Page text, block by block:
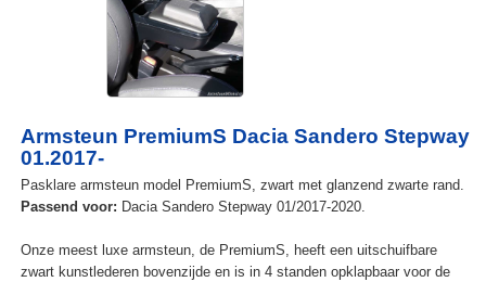
Armsteun PremiumS Dacia Sandero Stepway
01.2017-
Pasklare armsteun model PremiumS, zwart met glanzend zwarte rand.
Passend voor: Dacia Sandero Stepway 01/2017-2020.
Onze meest luxe armsteun, de PremiumS, heeft een uitschuifbare
zwart kunstlederen bovenzijde en is in 4 standen opklapbaar voor de